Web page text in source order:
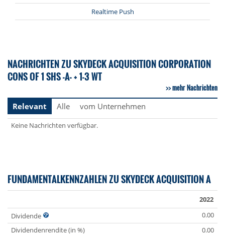
Realtime Push
NACHRICHTEN ZU SKYDECK ACQUISITION CORPORATION
CONS OF 1 SHS -A- + 1-3 WT
mehr Nachrichten
Relevant
Alle vom Unternehmen
Keine Nachrichten verfügbar.
FUNDAMENTALKENNZAHLEN ZU SKYDECK ACQUISITION A
2022
Dividende
0.00
Dividendenrendite (in %)
0.00